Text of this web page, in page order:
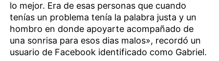
lo mejor. Era de esas personas que cuando
tenías un problema tenía la palabra justa y un
hombro en donde apoyarte acompañado de
una sonrisa para esos dias malos», recordó un
usuario de Facebook identificado como Gabriel.